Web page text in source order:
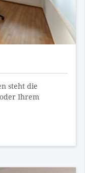
steht die
Ihrem